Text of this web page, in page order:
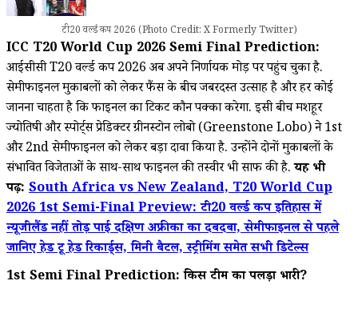
टी20 वर्ल्ड कप 2026 (Photo Credit: X Formerly Twitter)
ICC T20 World Cup 2026 Semi Final Prediction:
आईसीसी T20 वर्ल्ड कप 2026 अब अपने निर्णायक मोड़ पर पहुंच चुका है.
सेमीफाइनल मुकाबलों को लेकर फैंस के बीच जबरदस्त उत्साह है और हर कोई
जानना चाहता है कि फाइनल का टिकट कौन पक्का करेगा. इसी बीच मशहूर
ज्योतिषी और स्पोर्ट्स प्रेडिक्टर ग्रीनस्टोन लोबो (Greenstone Lobo) ने 1st
और 2nd सेमीफाइनल को लेकर बड़ा दावा किया है. उन्होंने दोनों मुकाबलों के
संभावित विजेताओं के साथ-साथ फाइनल की तस्वीर भी साफ की है.यह भी
पढ़ें: South Africa vs New Zealand, T20 World Cup
2026 1st Semi-Final Preview: टी20 वर्ल्ड कप इतिहास में
न्यूजीलैंड नहीं तोड़ पाई दक्षिण अफ्रीका का दबदबा, सेमीफाइनल से पहले
जानिए हेड टू हेड रिकार्ड्स, मिनी बैटल, स्ट्रीमिंग समेत सभी डिटेल्स
1st Semi Final Prediction: किस टीम का पलड़ा भारी?